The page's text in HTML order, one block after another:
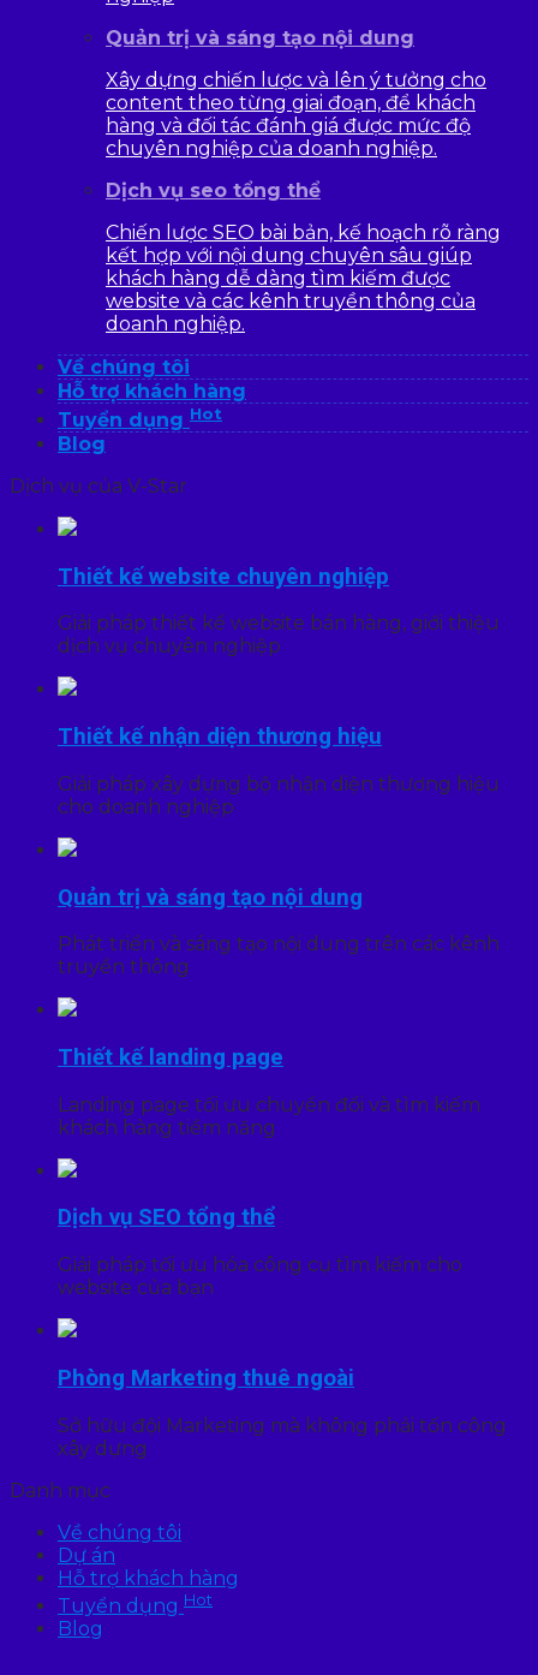
Quản trị và sáng tạo nội dung
Xây dựng chiến lược và lên ý tưởng cho
content theo từng giai đoạn, để khách
hàng và đối tác đánh giá được mức độ
chuyên nghiệp của doanh nghiệp.
Dịch vụ seo tổng thể
Chiến lược SEO bài bản, kế hoạch rõ ràng
kết hợp với nội dung chuyên sâu giúp
khách hàng dễ dàng tìm kiếm được
website và các kênh truyền thông của
doanh nghiệp.
Về chúng tôi
Hỗ trợ khách hàng
Tuyển dụng Hot
Blog
Dịch vụ của V-Star
Thiết kế website chuyên nghiệp
Giải pháp thiết kế website bán hàng, giới thiệu
dịch vụ chuyên nghiệp
Thiết kế nhận diện thương hiệu
Giải pháp xây dựng bộ nhận diện thương hiệu
cho doanh nghiệp
Quản trị và sáng tạo nội dung
Phát triển và sáng tạo nội dung trên các kênh
truyền thông
Thiết kế landing page
Landing page tối ưu chuyển đổi và tìm kiếm
khách hàng tiềm năng
Dịch vụ SEO tổng thể
Giải pháp tối ưu hóa công cụ tìm kiếm cho
website của bạn
Phòng Marketing thuê ngoài
Sở hữu đội Marketing mà không phải tốn công
xây dựng
Danh mục
Về chúng tôi
Dự án
Hỗ trợ khách hàng
Tuyển dụng Hot
Blog